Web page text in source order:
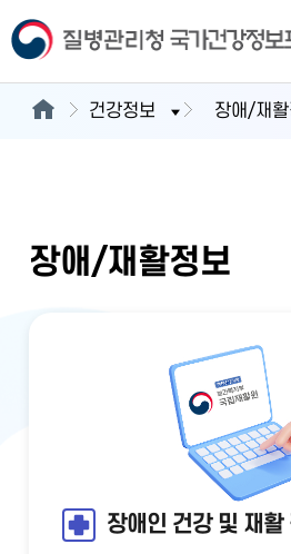
건강정보 장애/재
장애/재활정보
장애인 건강 및 재활